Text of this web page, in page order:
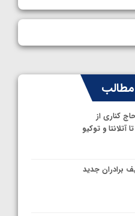
کناری از
آتلانتا و توکیو
برادران جدید